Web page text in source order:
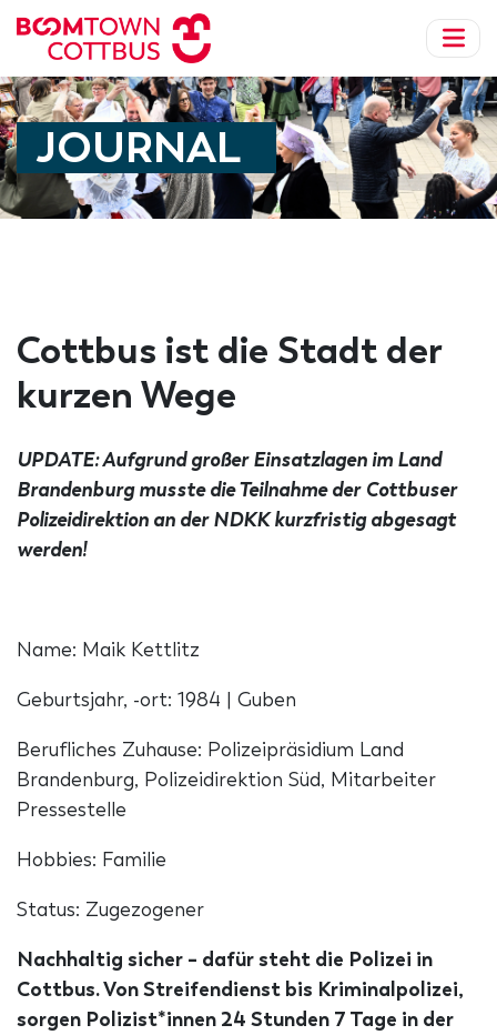
JOURNAL
Cottbus ist die Stadt der
kurzen Wege
UPDATE: Aufgrund großer Einsatzlagen im Land
Brandenburg musste die Teilnahme der Cottbuser
Polizeidirektion an der NDKK kurzfristig abgesagt
werden!
Name: Maik Kettlitz
Geburtsjahr, -ort: 1984 | Guben
Berufliches Zuhause: Polizeipräsidium Land
Brandenburg, Polizeidirektion Süd, Mitarbeiter
Pressestelle
Hobbies: Familie
Status: Zugezogener
Nachhaltig sicher – dafür steht die Polizei in
Cottbus. Von Streifendienst bis Kriminalpolizei,
sorgen Polizist*innen 24 Stunden 7 Tage in der